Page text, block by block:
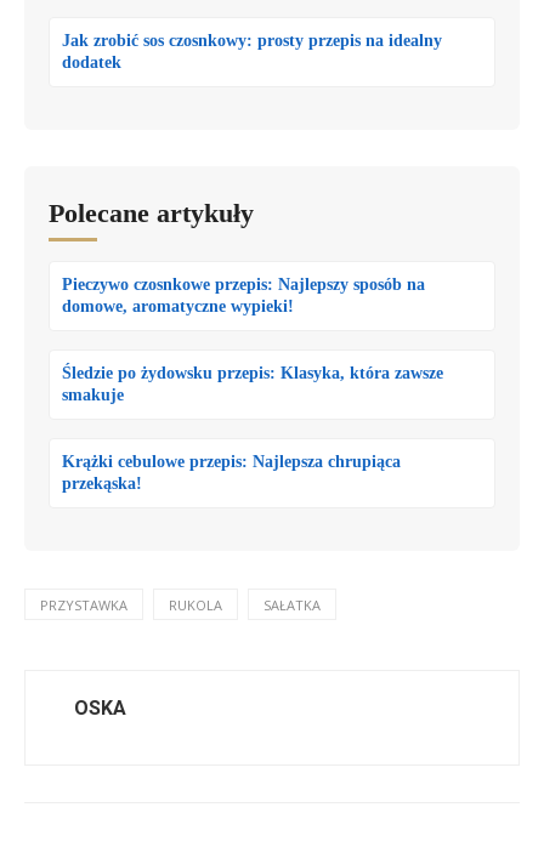
Jak zrobić sos czosnkowy: prosty przepis na idealny
dodatek
Polecane artykuły
Pieczywo czosnkowe przepis: Najlepszy sposób na
domowe, aromatyczne wypieki!
Śledzie po żydowsku przepis: Klasyka, która zawsze
smakuje
Krążki cebulowe przepis: Najlepsza chrupiąca
przekąska!
PRZYSTAWKA RUKOLA SAŁATKA
OSKA